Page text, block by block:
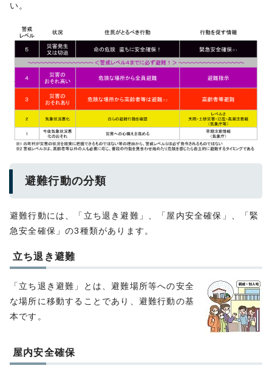
い。
避難行動の分類
避難行動には、「立ち退き避難」、「屋内安全確保」、「緊
急安全確保」の3種類があります。
立ち退き避難
「立ち退き避難」とは、避難場所等への安全
な場所に移動することであり、避難行動の基
本です。
屋内安全確保